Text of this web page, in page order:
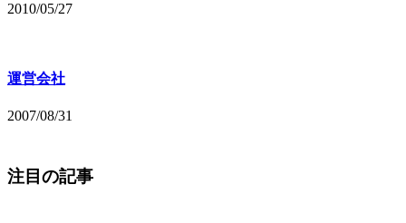
2010/05/27
運営会社
2007/08/31
注目の記事